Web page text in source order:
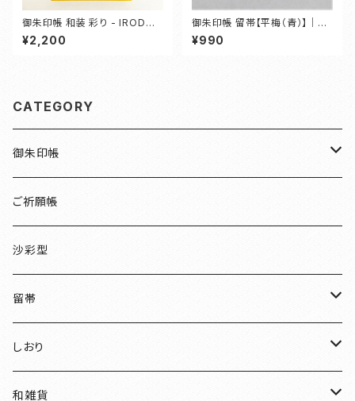
御朱印帳 和装 彩り - IRODOR
I - 【椿】
¥2,200
御朱印帳 留帯【平梅（青）】｜水
引 バンド
¥990
CATEGORY
御朱印帳
檜
伏見稲荷
友禅
明智光秀
和装
ご祈願帳
沙彩型
留帯
ちりめん
水引
しおり
ちりめん
和雑貨